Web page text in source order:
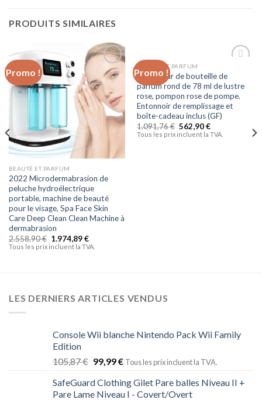
PRODUITS SIMILAIRES
Promo !
Ajouter
à la liste
d’envies
BEAUTÉ ET PARFUM
2022 Microdermabrasion de
peluche hydroélectrique
portable, machine de beauté
pour le visage, Spa Face Skin
Care Deep Clean Clean Machine à
dermabrasion
2.558,90€ 1.974,89€
Tous les prix incluent la TVA.
Promo !
à la liste
d’envies
BEAUTÉ ET PARFUM
Atomiseur de bouteille de
parfum rond de 78 ml de lustre
rose, pompon rose de pompe.
Entonnoir de remplissage et
boîte-cadeau inclus (GF)
1.091,76€ 562,90€
Tous les prix incluent la TVA.
LES DERNIERS ARTICLES VENDUS
Console Wii blanche Nintendo Pack Wii Family
Edition
105,87€ 99,99€ Tous les prix incluent la TVA.
SafeGuard Clothing Gilet Pare balles Niveau II +
Pare Lame Niveau I - Covert/Overt